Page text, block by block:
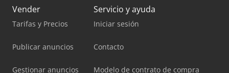
Vender
Tarifas y Precios
Publicar anuncios
Gestionar anuncios
Servicio y ayuda
Iniciar sesión
Contacto
Modelo de contrato de compra